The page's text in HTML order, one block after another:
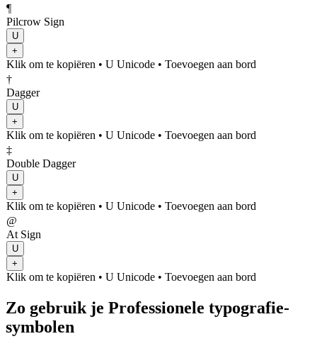
¶
Pilcrow Sign
U
+
Klik om te kopiëren • U Unicode • Toevoegen aan bord
†
Dagger
U
+
Klik om te kopiëren • U Unicode • Toevoegen aan bord
‡
Double Dagger
U
+
Klik om te kopiëren • U Unicode • Toevoegen aan bord
@
At Sign
U
+
Klik om te kopiëren • U Unicode • Toevoegen aan bord
Zo gebruik je Professionele typografie-
symbolen